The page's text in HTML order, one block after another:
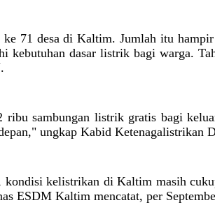
71 desa di Kaltim. Jumlah itu
kebutuhan dasar listrik bagi warga.
sambungan listrik gratis bagi
ungkap Kabid
kelistrikan di Kaltim masih
ESDM Kaltim mencatat, per